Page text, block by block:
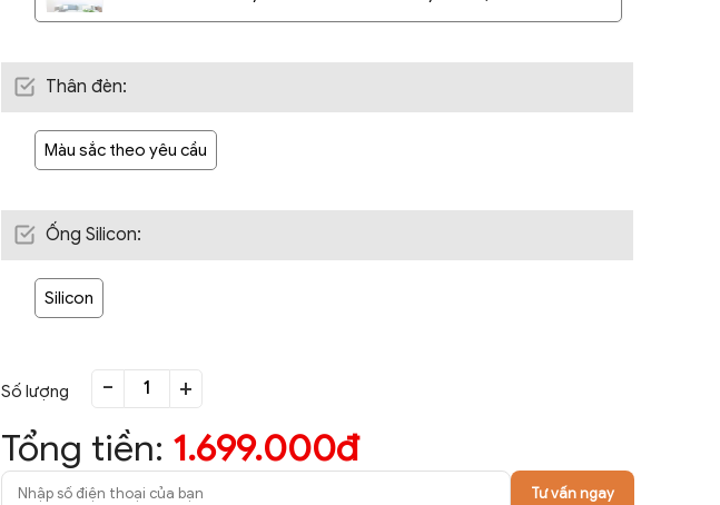
Thân đèn:
Màu sắc theo yêu cầu
Ống Silicon:
Silicon
Số lượng - +
Tổng tiền: 1.699.000đ
Tư vấn ngay